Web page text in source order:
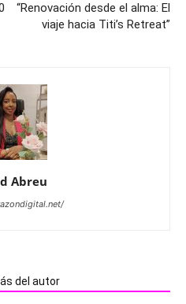
“Renovación desde el alma: El
viaje hacia Titi’s Retreat”
Abreu
del autor